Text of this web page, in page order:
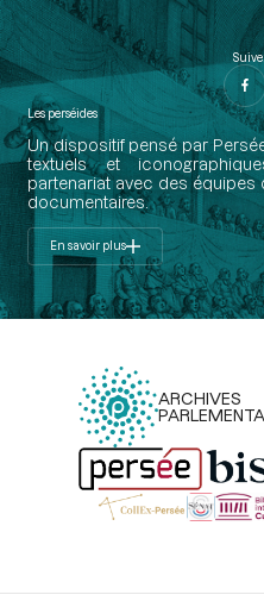
Les perséides
Un dispositif pensé par
textuels et
partenariat avec des équipes
documentaires.
En savoir plus
ARCHIVES
Menu